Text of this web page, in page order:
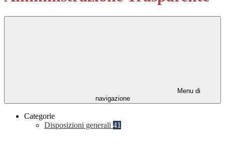
Menu di
navigazione
Categorie
Disposizioni generali 41